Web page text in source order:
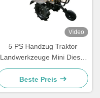
Video
5 PS Handzug Traktor
Landwerkzeuge Mini Diesel
Traktor
Beste Preis